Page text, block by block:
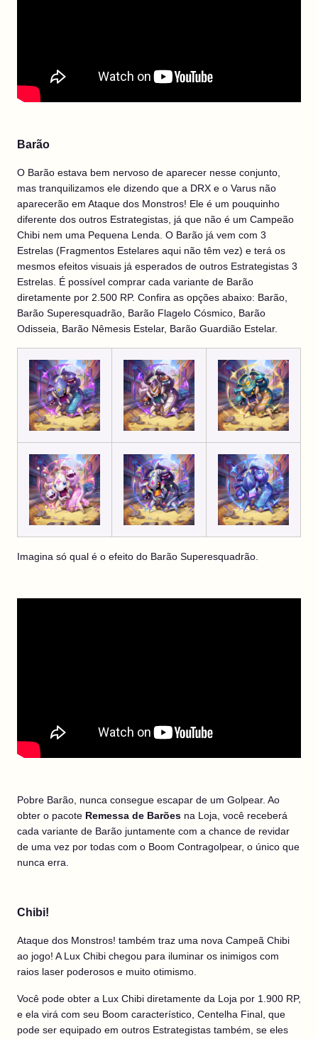
Barão
O Barão estava bem nervoso de aparecer nesse conjunto,
mas tranquilizamos ele dizendo que a DRX e o Varus não
aparecerão em Ataque dos Monstros! Ele é um pouquinho
diferente dos outros Estrategistas, já que não é um Campeão
Chibi nem uma Pequena Lenda. O Barão já vem com 3
Estrelas (Fragmentos Estelares aqui não têm vez) e terá os
mesmos efeitos visuais já esperados de outros Estrategistas 3
Estrelas. É possível comprar cada variante de Barão
diretamente por 2.500 RP. Confira as opções abaixo: Barão,
Barão Superesquadrão, Barão Flagelo Cósmico, Barão
Odisseia, Barão Nêmesis Estelar, Barão Guardião Estelar.
Imagina só qual é o efeito do Barão Superesquadrão.
Pobre Barão, nunca consegue escapar de um Golpear. Ao
obter o pacote Remessa de Barões na Loja, você receberá
cada variante de Barão juntamente com a chance de revidar
de uma vez por todas com o Boom Contragolpear, o único que
nunca erra.
Chibi!
Ataque dos Monstros! também traz uma nova Campeã Chibi
ao jogo! A Lux Chibi chegou para iluminar os inimigos com
raios laser poderosos e muito otimismo.
Você pode obter a Lux Chibi diretamente da Loja por 1.900 RP,
e ela virá com seu Boom característico, Centelha Final, que
pode ser equipado em outros Estrategistas também, se eles